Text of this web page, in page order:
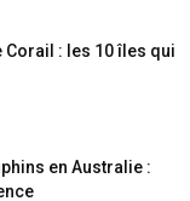
: les 10 îles qui
en Australie :